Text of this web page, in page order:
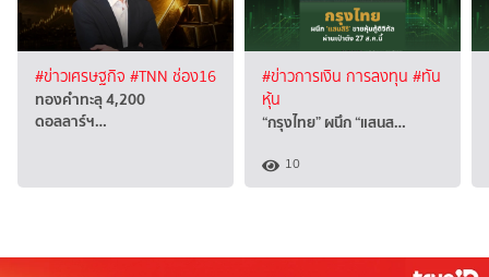
#ข่าวเศรษฐกิจ #TNN ช่อง16
ทองคำทะลุ 4,200
ดอลลาร์ฯ…
#ข่าวการเงิน การลงทุน #ทัน
หุ้น
“กรุงไทย” ผนึก “แสนส…
10